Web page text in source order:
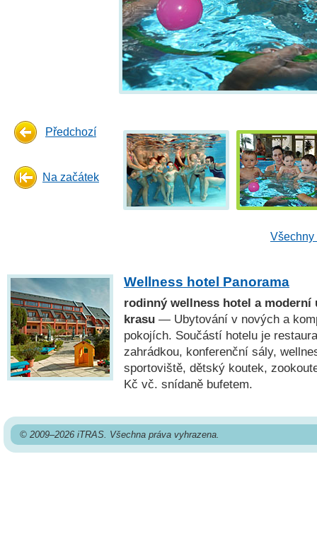
Předchozí
Na začátek
Všechny
Wellness hotel Panorama
rodinný wellness hotel a moderní
krasu — Ubytování v nových a
pokojích. Součástí hotelu je
zahrádkou, konferenční sály,
sportoviště, dětský koutek,
Kč vč. snídaně bufetem.
© 2009–2026 iTRAS. Všechna práva vyhrazena.